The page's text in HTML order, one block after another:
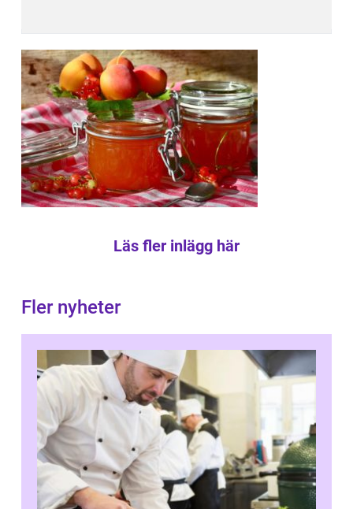
Läs fler inlägg här
Fler nyheter